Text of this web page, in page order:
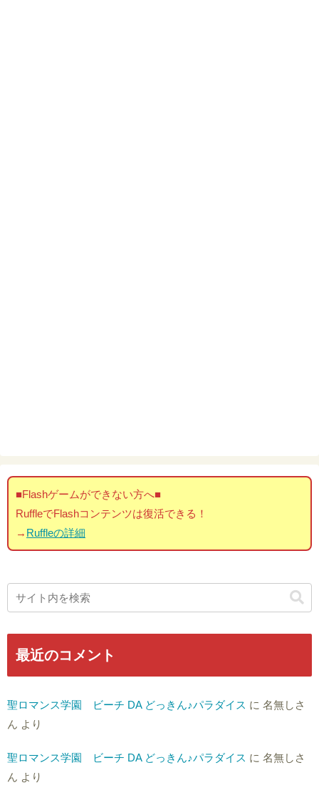
■Flashゲームができない方へ■
RuffleでFlashコンテンツは復活できる！
→ Ruffleの詳細
最近のコメント
聖ロマンス学園 ビーチ DA どっきん♪パラダイス に 名無しさ
ん より
聖ロマンス学園 ビーチ DA どっきん♪パラダイス に 名無しさ
ん より